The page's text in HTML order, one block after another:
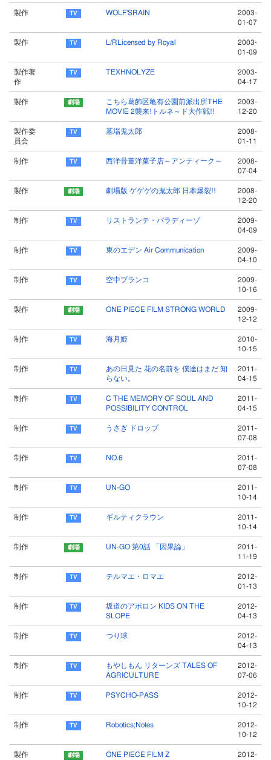
製作 WOLF'SRAIN
2003-
01-07
製作 L/RLicensed by Royal
2003-
01-09
製作著
作
TEXHNOLYZE
2003-
04-17
製作
こちら葛飾区亀有公園前派出所THE
MOVIE 2襲来!トルネ～ド大作戦!!
2003-
12-20
製作委
員会
墓場鬼太郎
2008-
01-11
制作 西洋骨董洋菓子店～アンティーク～
2008-
07-04
製作 劇場版 ゲゲゲの鬼太郎 日本爆裂!!
2008-
12-20
制作 リストランテ・パラディーゾ
2009-
04-09
制作 東のエデン Air Communication
2009-
04-10
制作 空中ブランコ
2009-
10-16
製作 ONE PIECE FILM STRONG WORLD
2009-
12-12
制作 海月姫
2010-
10-15
制作
あの日見た 花の名前を 僕達はまだ 知
らない。
2011-
04-15
制作
C THE MEMORY OF SOUL AND
POSSIBILITY CONTROL
2011-
04-15
制作 うさぎ ドロップ
2011-
07-08
制作 NO.6
2011-
07-08
制作 UN-GO
2011-
10-14
制作 ギルティクラウン
2011-
10-14
制作 UN-GO 第0話 「因果論」
2011-
11-19
制作 テルマエ・ロマエ
2012-
01-13
制作
坂道のアポロン KIDS ON THE
SLOPE
2012-
04-13
制作 つり球
2012-
04-13
制作
もやしもん リターンズ TALES OF
AGRICULTURE
2012-
07-06
制作 PSYCHO-PASS
2012-
10-12
制作 Robotics;Notes
2012-
10-12
製作 ONE PIECE FILM Z
2012-